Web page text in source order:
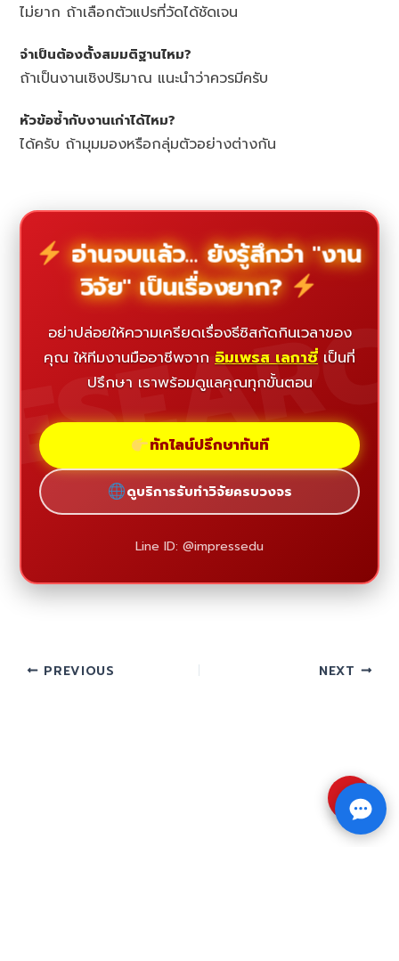
ไม่ยาก ถ้าเลือกตัวแปรที่วัดได้ชัดเจน
จำเป็นต้องตั้งสมมติฐานไหม?
ถ้าเป็นงานเชิงปริมาณ แนะนำว่าควรมีครับ
หัวข้อซ้ำกับงานเก่าได้ไหม?
ได้ครับ ถ้ามุมมองหรือกลุ่มตัวอย่างต่างกัน
อ่านจบแล้ว... ยังรู้สึกว่า "งาน
วิจัย" เป็นเรื่องยาก?
อย่าปล่อยให้ความเครียดเรื่องธีซิสกัดกินเวลาของ
คุณ ให้ทีมงานมืออาชีพจาก อิมเพรส เลกาซี่ เป็นที่
ปรึกษา เราพร้อมดูแลคุณทุกขั้นตอน
ทักไลน์ปรึกษาทันที
ดูบริการรับทำวิจัยครบวงจร
Line ID: @impressedu
PREVIOUS NEXT
⇧